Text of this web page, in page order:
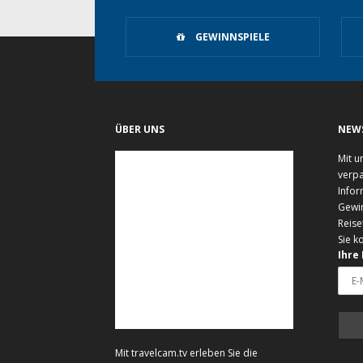
GEWINNSPIELE
ÜBER UNS
Mit travelcam.tv erleben Sie die
Mit
Sie
Ihre